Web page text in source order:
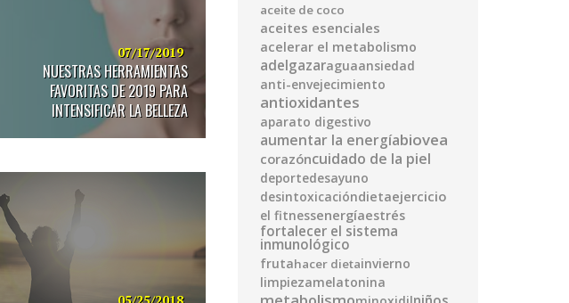
07/17/2019
NUESTRAS HERRAMIENTAS
FAVORITAS DE 2019 PARA
INTENSIFICAR LA BELLEZA
aceite de coco
aceites esenciales
acelerar el metabolismo
adelgazaraguaansiedad
anti-envejecimiento
antioxidantes
aparato digestivo
aumentar la energíabiovea
corazóncuidado de la piel
deportedesayuno
desintoxicacióndietaejercicio
el fitnessenergíaestrés
fortalecer el sistema
inmunológico
frutahacer dietainvierno
limpiezamelatonina